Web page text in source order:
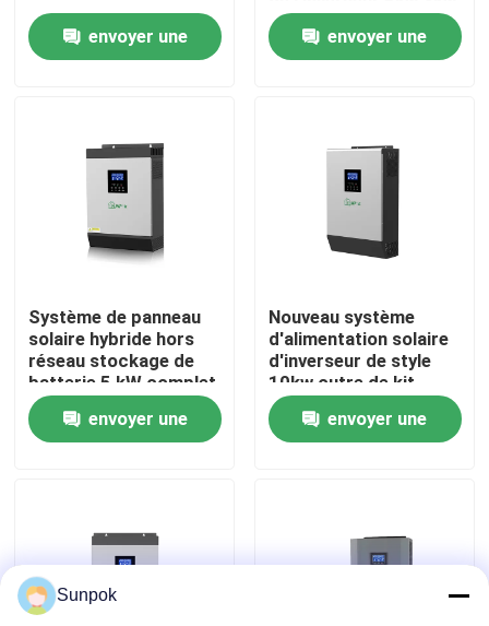
Produits
À propos de nous
Visite de l'usine
Contrôle qualité
Contactez-nous
Les affaires
Demander un devis
envoyer une
230V de grille pour
l'énergie solaire
envoyer une
Système de panneau
solaire hybride hors
réseau stockage de
batterie 5 kW complet
pour la maison
envoyer une
Nouveau système
d'alimentation solaire
d'inverseur de style
10kw outre de kit
complet de système
solaire de grille
envoyer une
Sunpok